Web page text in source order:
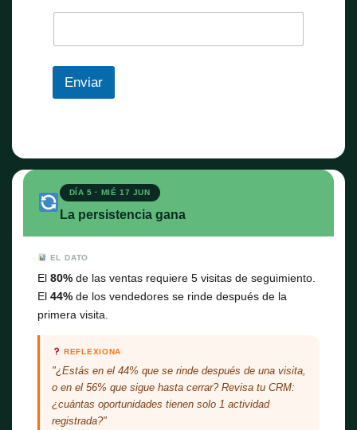
Enviar
DÍA 5 · MIÉ 17 JUN
La persistencia gana
EL DATO
El80% de las ventas requiere 5 visitas de seguimiento.
El44% de los vendedores se rinde después de la
primera visita.
REFLEXIONA
"¿Estás en el 44% que se rinde después de una visita,
o en el 56% que sigue hasta cerrar? Revisa tu CRM:
¿cuántas oportunidades tienen solo 1 actividad
registrada?"